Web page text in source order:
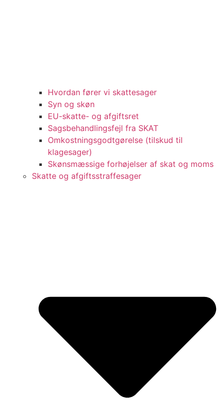
Hvordan fører vi skattesager
Syn og skøn
EU-skatte- og afgiftsret
Sagsbehandlingsfejl fra SKAT
Omkostningsgodtgørelse (tilskud til
klagesager)
Skønsmæssige forhøjelser af skat og moms
Skatte og afgiftsstraffesager